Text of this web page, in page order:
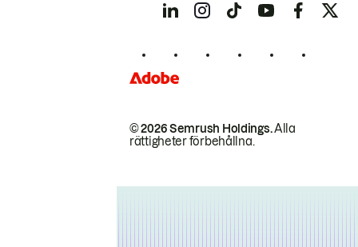
© 2026 Semrush Holdings.Alla
rättigheter förbehållna.